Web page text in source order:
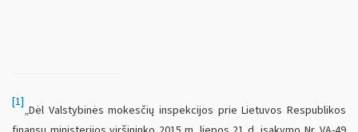
[1]
„Dėl Valstybinės mokesčių inspekcijos prie Lietuvos Respublikos